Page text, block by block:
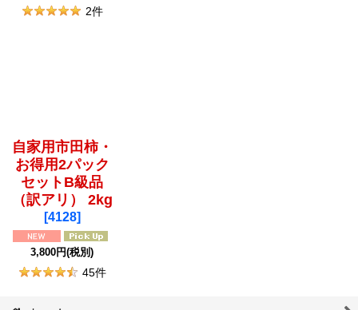
2件
自家用市田柿・
お得用2パック
セットB級品
（訳アリ） 2kg
[4128]
3,800円(税別)
45件